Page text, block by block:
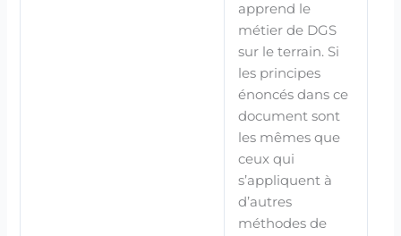
apprend le
métier de DGS
sur le terrain. Si
les principes
énoncés dans ce
document sont
les mêmes que
ceux qui
s’appliquent à
d’autres
méthodes de